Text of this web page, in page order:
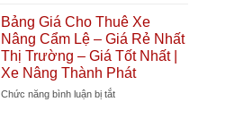
Nâng
Thành
Phát
Giá
Tốt
Nhất
Xe
Nâng
Giá
Cho
Thuê
Xe
Nâng
Hòa
Bảng Giá Cho Thuê Xe
Nâng Cẩm Lệ – Giá Rẻ Nhất
Thị Trường – Giá Tốt Nhất |
Xe Nâng Thành Phát
Chức năng bình luận bị tắtở